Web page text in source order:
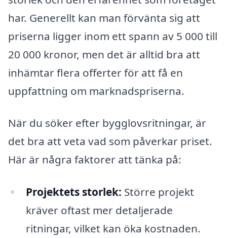
har. Generellt kan man förvänta sig att
priserna ligger inom ett spann av 5 000 till
20 000 kronor, men det är alltid bra att
inhämtar flera offerter för att få en
uppfattning om marknadspriserna.
När du söker efter bygglovsritningar, är
det bra att veta vad som påverkar priset.
Här är några faktorer att tänka på:
Projektets storlek: Större projekt
kräver oftast mer detaljerade
ritningar, vilket kan öka kostnaden.